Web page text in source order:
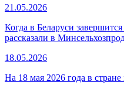
21.05.2026
Когда в Беларуси
рассказали в
18.05.2026
На 18 мая 2026 года в